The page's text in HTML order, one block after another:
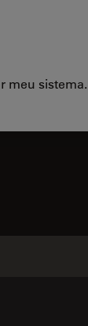
meu sistema.